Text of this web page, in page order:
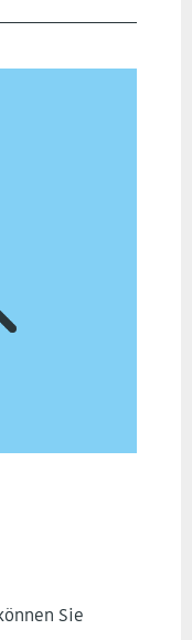
Sie